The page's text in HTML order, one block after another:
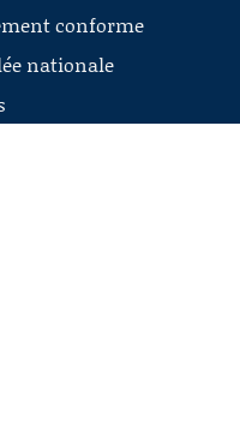
conforme
nationale